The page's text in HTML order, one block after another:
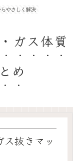
やさしく解決
ガス体質
め
抜きマッ